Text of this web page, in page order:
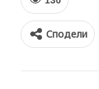
Сподели